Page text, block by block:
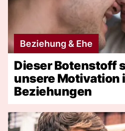
Beziehung & Ehe
Dieser Botenstoff
unsere Motivation
Beziehungen